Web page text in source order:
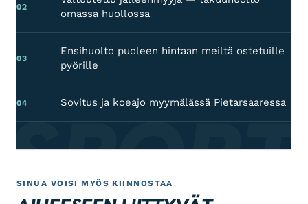
02
omassa huollossa
03
Ensihuolto puoleen hintaan meiltä ostetuille
pyörille
04 Sovitus ja koeajo myymälässä Pietarsaaressa
SINUA VOISI MYÖS KIINNOSTAA